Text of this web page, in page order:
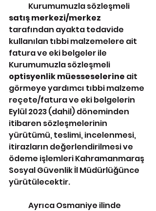
	Kurumumuzla sözleşmeli
satış merkezi/merkez
tarafından ayakta tedavide
kullanılan tıbbi malzemelere ait
fatura ve eki belgeler ile
Kurumumuzla sözleşmeli
optisyenlik müesseselerine ait
görmeye yardımcı tıbbi malzeme
reçete/fatura ve eki belgelerin
Eylül 2023 (dahil) döneminden
itibaren sözleşmelerinin
yürütümü, teslimi, incelenmesi,
itirazların değerlendirilmesi ve
ödeme işlemleri Kahramanmaraş
Sosyal Güvenlik İl Müdürlüğünce
yürütülecektir.